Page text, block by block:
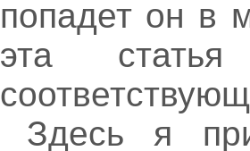
попадет он в
эта
Здесь я